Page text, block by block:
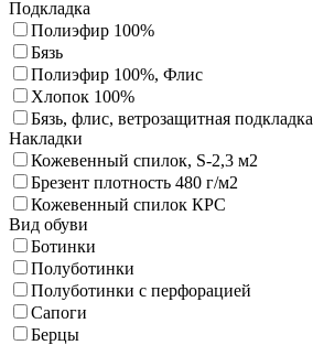
Подкладка
Полиэфир 100%
Бязь
Полиэфир 100%, Флис
Хлопок 100%
Бязь, флис, ветрозащитная подкладка
Накладки
Кожевенный спилок, S-2,3 м2
Брезент плотность 480 г/м2
Кожевенный спилок КРС
Вид обуви
Ботинки
Полуботинки
Полуботинки с перфорацией
Сапоги
Берцы